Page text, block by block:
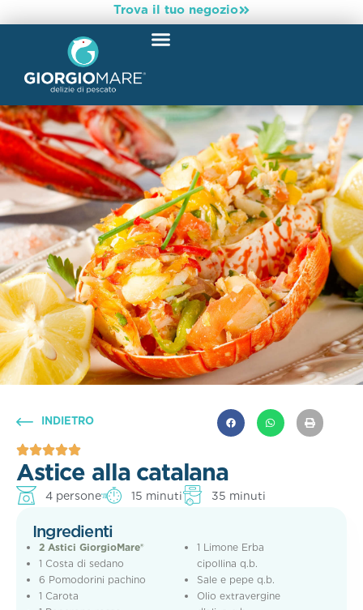
Trova il tuo negozio
INDIETRO
Astice alla catalana
4 persone 15 minuti 35 minuti
Ingredienti
2 Astici GiorgioMare®
1 Costa di sedano
6 Pomodorini pachino
1 Carota
1 Limone Erba
cipollina q.b.
Sale e pepe q.b.
Olio extravergine